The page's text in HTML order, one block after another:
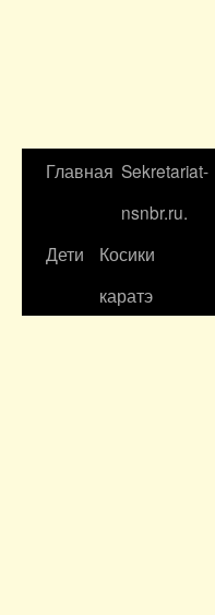
Главная Sekretariat-
nsnbr.ru.
Дети
Косики
каратэ